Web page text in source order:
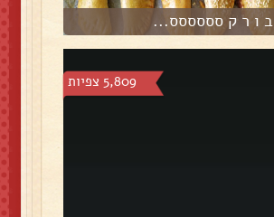
ב ו ר ק סססססס...
5,809 צפיות